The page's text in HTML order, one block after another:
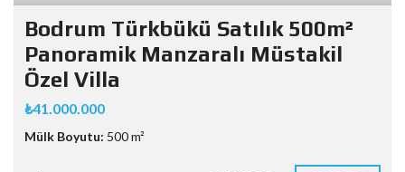
Bodrum Türkbükü Satılık 500m²
Panoramik Manzaralı Müstakil
Özel Villa
₺41.000.000
Mülk Boyutu: 500 m²